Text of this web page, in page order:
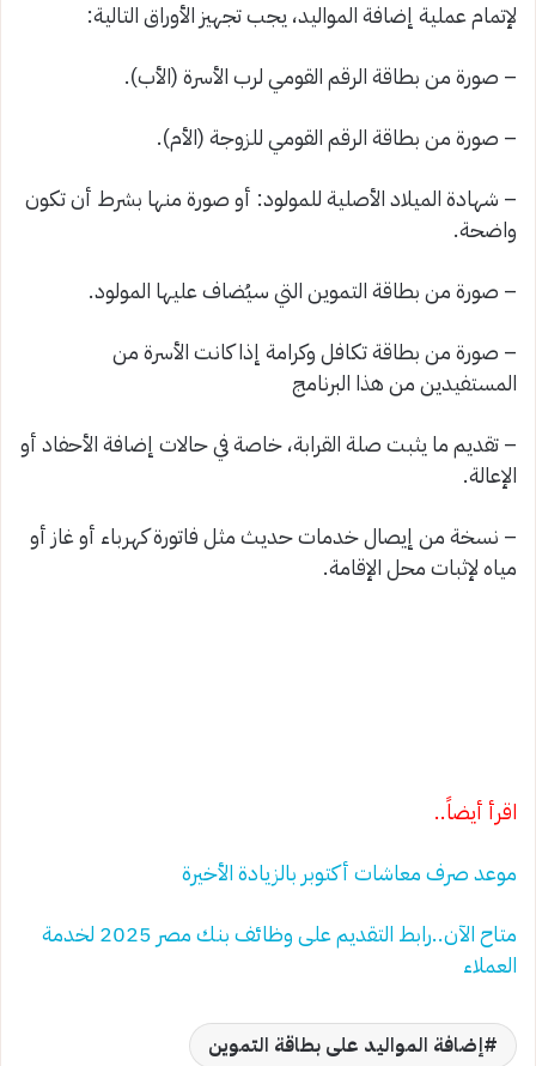
لإتمام عملية إضافة المواليد، يجب تجهيز الأوراق التالية:
– صورة من بطاقة الرقم القومي لرب الأسرة (الأب).
– صورة من بطاقة الرقم القومي للزوجة (الأم).
– شهادة الميلاد الأصلية للمولود: أو صورة منها بشرط أن تكون
واضحة.
– صورة من بطاقة التموين التي سيُضاف عليها المولود.
– صورة من بطاقة تكافل وكرامة إذا كانت الأسرة من
المستفيدين من هذا البرنامج
– تقديم ما يثبت صلة القرابة، خاصة في حالات إضافة الأحفاد أو
الإعالة.
– نسخة من إيصال خدمات حديث مثل فاتورة كهرباء أو غاز أو
مياه لإثبات محل الإقامة.
اقرأ أيضاً..
موعد صرف معاشات أكتوبر بالزيادة الأخيرة
متاح الآن..رابط التقديم على وظائف بنك مصر 2025 لخدمة
العملاء
إضافة المواليد على بطاقة التموين